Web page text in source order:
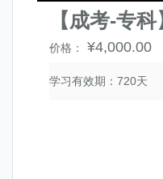
【成考-专
价格： ¥4,000.00
学习有效期：720天